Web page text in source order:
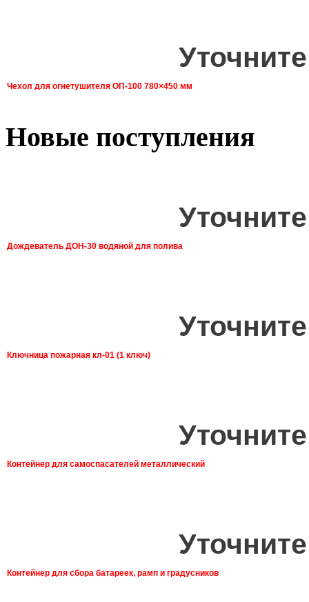
Чехол для огнетушителя ОП-100 780×450 мм
Новые поступления
Дождеватель ДОН-30 водяной для полива
Ключница пожарная кл-01 (1 ключ)
Контейнер для самоспасателей металлический
Контейнер для сбора батареек, рамп и градусников